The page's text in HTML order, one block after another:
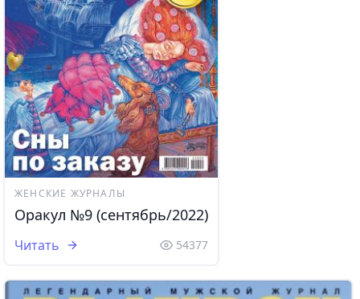
ЖЕНСКИЕ ЖУРНАЛЫ
Оракул №9 (сентябрь/2022)
Читать 54377